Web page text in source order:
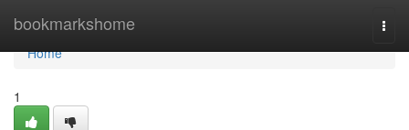
bookmarkshome
Home
Home
1